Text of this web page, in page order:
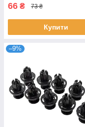
66 ₴ 73 ₴
Купити
–9%